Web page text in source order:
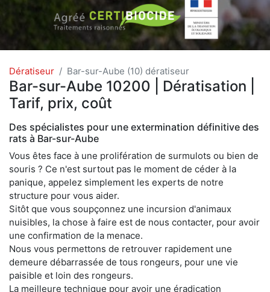
Dératiseur Bar-sur-Aube (10) dératiseur
Bar-sur-Aube 10200 | Dératisation |
Tarif, prix, coût
Des spécialistes pour une extermination définitive des
rats à Bar-sur-Aube
Vous êtes face à une prolifération de surmulots ou bien de
souris ? Ce n'est surtout pas le moment de céder à la
panique, appelez simplement les experts de notre
structure pour vous aider.
Sitôt que vous soupçonnez une incursion d'animaux
nuisibles, la chose à faire est de nous contacter, pour avoir
une confirmation de la menace.
Nous vous permettons de retrouver rapidement une
demeure débarrassée de tous rongeurs, pour une vie
paisible et loin des rongeurs.
La meilleure technique pour avoir une éradication